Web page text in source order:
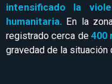
intensificado la
humanitaria. En la
registrado cerca de400
gravedad de la